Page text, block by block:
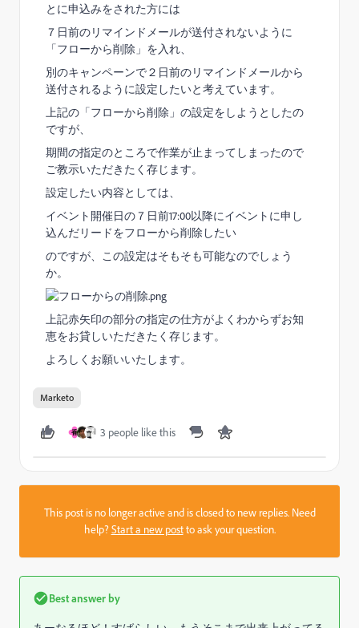
とに申込みをされた方には
７日前のリマインドメールが送付されないように
「フローから削除」を入れ、
別のキャンペーンで２日前のリマインドメールから
送付されるように設定したいと考えています。
上記の「フローから削除」の設定をしようとしたの
ですが、
期間の指定のところで作業が止まってしまったので
ご教示いただきたく存じます。
設定したい内容としては、
イベント開催日の７日前17:00以降にイベントに申し
込んだリードをフローから削除したい
のですが、この設定はそもそも可能なのでしょう
か。
上記赤矢印の部分の指定の仕方がよくわからずお知
恵をお貸しいただきたく存じます。
よろしくお願いいたします。
Marketo
香 3 people like this
This post is no longer active and is closed to new replies. Need
help?Start a new postto ask your question.
Best answer by